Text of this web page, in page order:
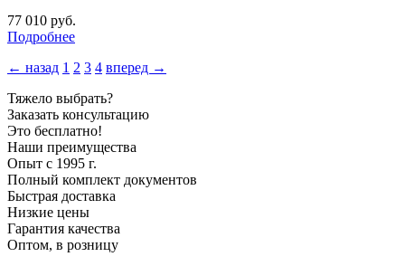
77 010 руб.
Подробнее
← назад 1 2 3 4 вперед →
Тяжело выбрать?
Заказать консультацию
Это бесплатно!
Наши преимущества
Опыт с 1995 г.
Полный комплект документов
Быстрая доставка
Низкие цены
Гарантия качества
Оптом, в розницу